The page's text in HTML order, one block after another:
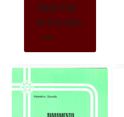
Aggiungi
Al Carrello